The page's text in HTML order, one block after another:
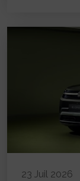
23 Juil 2026